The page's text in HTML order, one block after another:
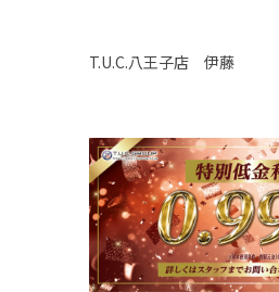
T.U.C.八王子店 伊藤